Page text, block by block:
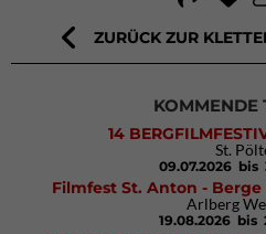
ZURÜCK ZUR
KOMMENDE
14
St.
09.07.2026 bis
Filmfest St. Anton -
Arlberg
19.08.2026 bis